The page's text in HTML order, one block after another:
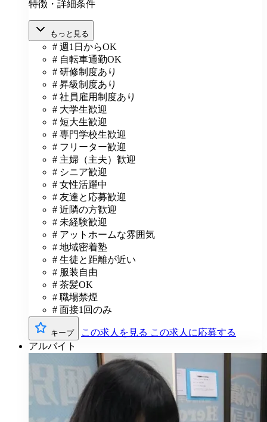
特徴・詳細条件
もっと見る
# 週1日からOK
# 自転車通勤OK
# 研修制度あり
# 昇級制度あり
# 社員雇用制度あり
# 大学生歓迎
# 短大生歓迎
# 専門学校生歓迎
# フリーター歓迎
# 主婦（主夫）歓迎
# シニア歓迎
# 女性活躍中
# 友達と応募歓迎
# 近隣の方歓迎
# 未経験歓迎
# アットホームな雰囲気
# 地域密着塾
# 生徒と距離が近い
# 服装自由
# 茶髪OK
# 職場禁煙
# 面接1回のみ
キープ この求人を見る この求人に応募する
アルバイト